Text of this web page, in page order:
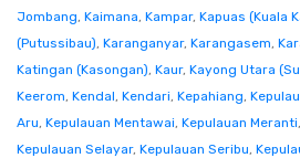
Jombang, Kaimana, Kampar, Kapuas (Kuala
(Putussibau), Karanganyar, Karangasem,
Katingan (Kasongan), Kaur, Kayong Utara
Keerom, Kendal, Kendari, Kepahiang,
Aru, Kepulauan Mentawai, Kepulauan Meranti,
Kepulauan Selayar, Kepulauan Seribu,